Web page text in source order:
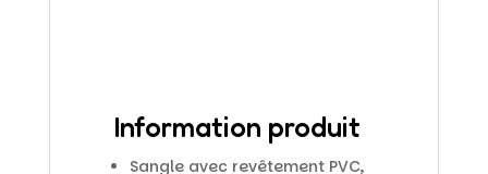
Information produit
Sangle avec revêtement PVC,